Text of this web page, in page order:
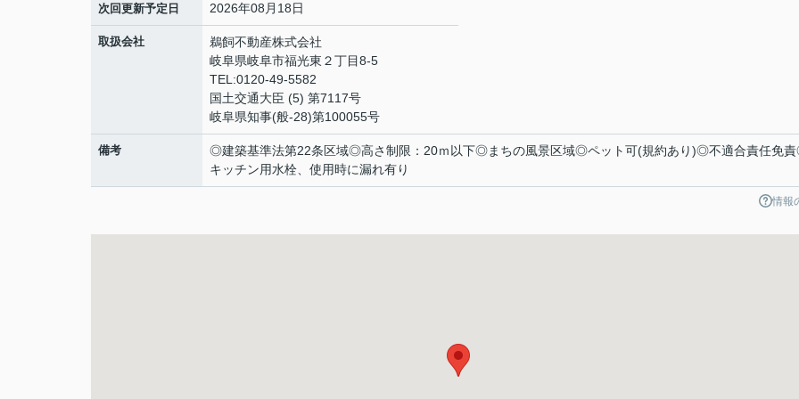
次回更新予定日 2026年08月18日
取扱会社
鵜飼不動産株式会社
岐阜県岐阜市福光東２丁目8-5
TEL:0120-49-5582
国土交通大臣 (5) 第7117号
岐阜県知事(般-28)第100055号
備考
◎建築基準法第22条区域◎高さ制限：20ｍ以下◎まちの風景区域◎ペット可(規約あり)◎不適合責任免
キッチン用水栓、使用時に漏れ有り
情報